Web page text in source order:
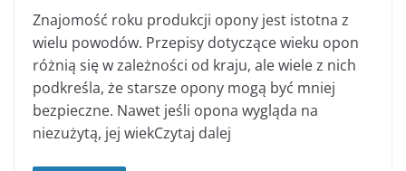
Znajomość roku produkcji opony jest istotna z
wielu powodów. Przepisy dotyczące wieku opon
różnią się w zależności od kraju, ale wiele z nich
podkreśla, że starsze opony mogą być mniej
bezpieczne. Nawet jeśli opona wygląda na
niezużytą, jej wiekCzytaj dalej